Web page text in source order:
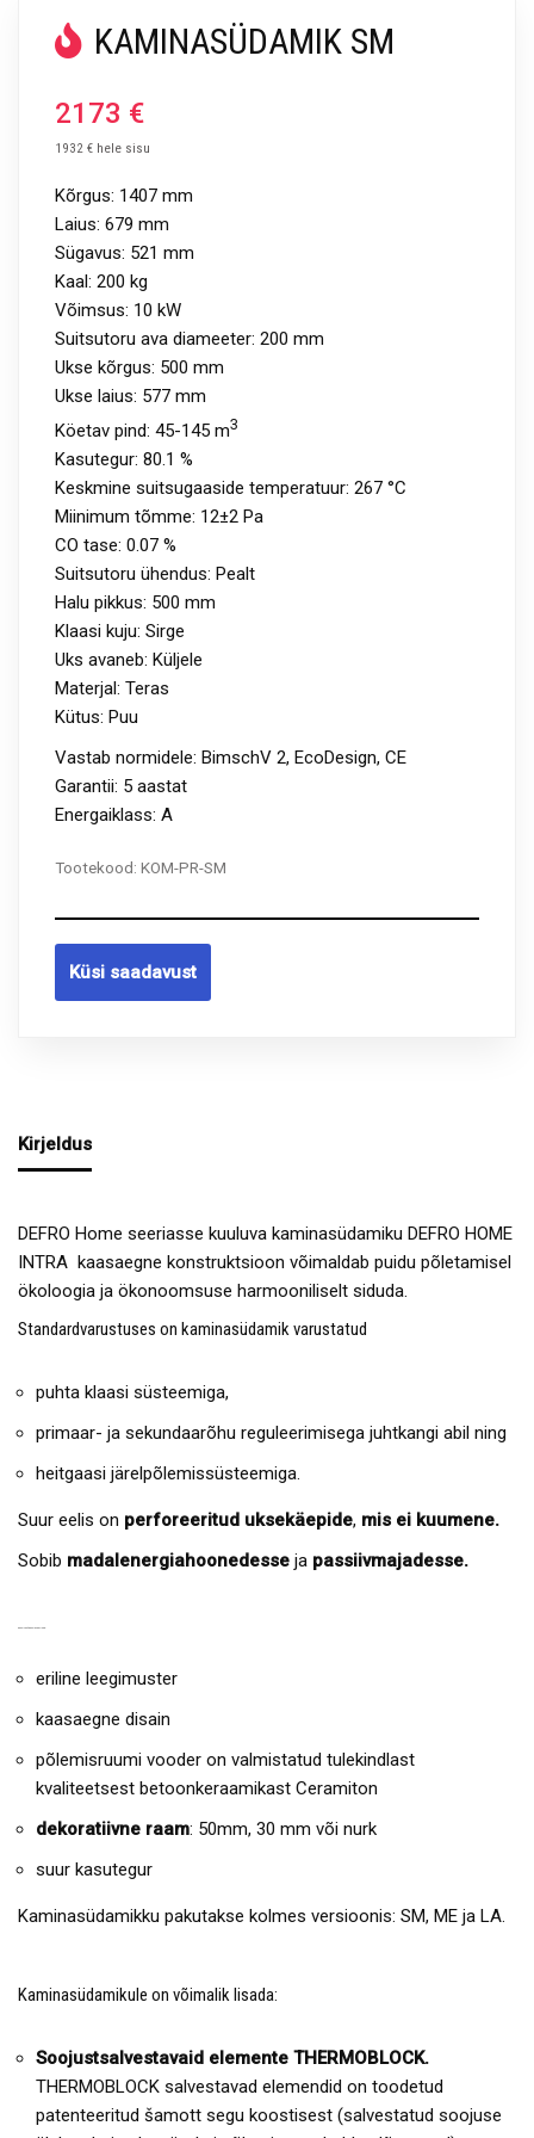
KAMINASÜDAMIK SM
2173 €
1932 € hele sisu
Kõrgus: 1407 mm
Laius: 679 mm
Sügavus: 521 mm
Kaal: 200 kg
Võimsus: 10 kW
Suitsutoru ava diameeter: 200 mm
Ukse kõrgus: 500 mm
Ukse laius: 577 mm
Köetav pind: 45-145 m3
Kasutegur: 80.1 %
Keskmine suitsugaaside temperatuur: 267 °C
Miinimum tõmme: 12±2 Pa
CO tase: 0.07 %
Suitsutoru ühendus: Pealt
Halu pikkus: 500 mm
Klaasi kuju: Sirge
Uks avaneb: Küljele
Materjal: Teras
Kütus: Puu
Vastab normidele: BimschV 2, EcoDesign, CE
Garantii: 5 aastat
Energaiklass: A
Tootekood: KOM-PR-SM
Küsi saadavust
Kirjeldus
DEFRO Home seeriasse kuuluva kaminasüdamiku DEFRO HOME
INTRA kaasaegne konstruktsioon võimaldab puidu põletamisel
ökoloogia ja ökonoomsuse harmooniliselt siduda.
Standardvarustuses on kaminasüdamik varustatud
puhta klaasi süsteemiga,
primaar- ja sekundaarõhu reguleerimisega juhtkangi abil ning
heitgaasi järelpõlemissüsteemiga.
Suur eelis on perforeeritud uksekäepide, mis ei kuumene.
Sobib madalenergiahoonedesse ja passiivmajadesse.
eriline leegimuster
kaasaegne disain
põlemisruumi vooder on valmistatud tulekindlast
kvaliteetsest betoonkeraamikast Ceramiton
dekoratiivne raam: 50mm, 30 mm või nurk
suur kasutegur
Kaminasüdamikku pakutakse kolmes versioonis: SM, ME ja LA.
Kaminasüdamikule on võimalik lisada:
Soojustsalvestavaid elemente THERMOBLOCK.
THERMOBLOCK salvestavad elemendid on toodetud
patenteeritud šamott segu koostisest (salvestatud soojuse